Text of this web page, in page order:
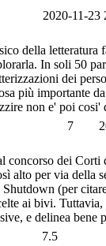
2020-11-23
della
In soli 50
dei
più importante
non e' poi
7
concorso dei
alto per via della
(per
ai bivi.
e delinea bene
7.5